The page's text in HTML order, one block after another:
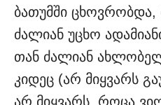
ბათუმში
ძალიან უცხო
თან ძალიან
კიდეც (არ მიყვარს
არ მიყვარს, როცა